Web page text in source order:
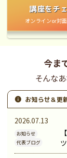
講座をチ
オンラインor対
今ま
そんな
お知らせ＆更
2026.07.13
お知らせ
代表ブログ